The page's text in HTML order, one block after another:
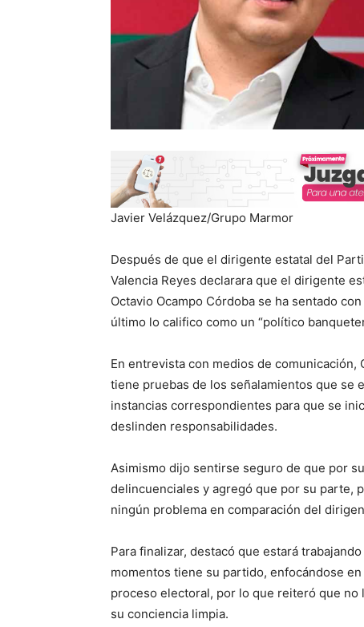
Javier Velázquez/Grupo Marmor
Después de que el dirigente estatal del
Valencia Reyes declarara que el dirigente
Octavio Ocampo Córdoba se ha sentado
último lo califico como un “político
En entrevista con medios de comunicación,
tiene pruebas de los señalamientos que se
instancias correspondientes para que se
deslinden responsabilidades.
Asimismo dijo sentirse seguro de que por
delincuenciales y agregó que por su parte,
ningún problema en comparación del
Para finalizar, destacó que estará
momentos tiene su partido, enfocándose
proceso electoral, por lo que reiteró que no
su conciencia limpia.